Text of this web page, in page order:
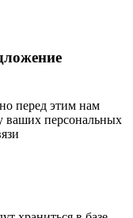
перед этим нам
ваших персональных